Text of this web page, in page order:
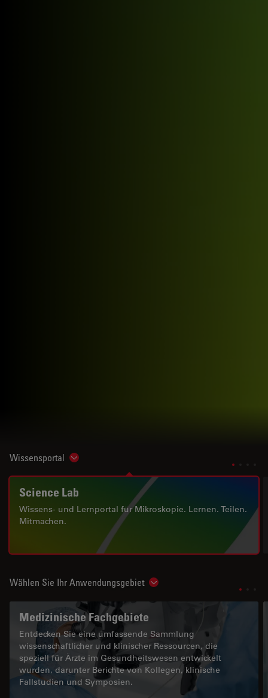
Wissensportal Show subnavigation
Science Lab
Wissens- und Lernportal für Mikroskopie. Lernen. Teilen.
Mitmachen.
Wählen Sie Ihr Anwendungsgebiet Show subnavigation
Medizinische Fachgebiete
Entdecken Sie eine umfassende Sammlung
wissenschaftlicher und klinischer Ressourcen, die
speziell für Ärzte im Gesundheitswesen entwickelt
wurden, darunter Berichte von Kollegen, klinische
Fallstudien und Symposien.